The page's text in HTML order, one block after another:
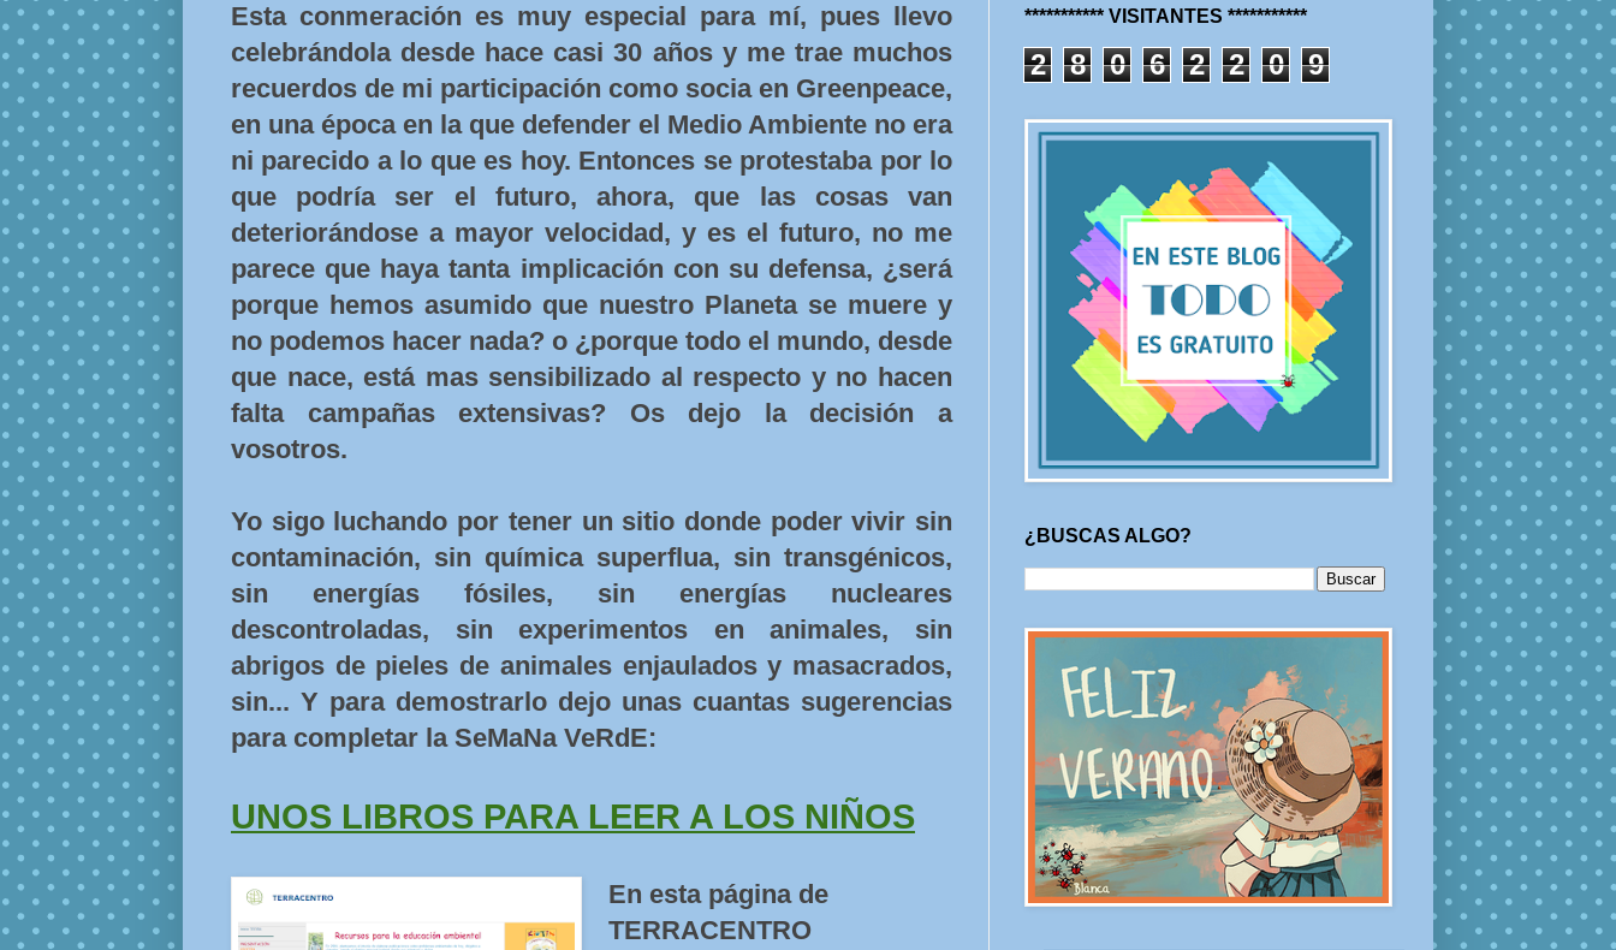
Esta conmeración es muy especial para mí, pues llevo
celebrándola desde hace casi 30 años y me trae muchos
recuerdos de mi participación como socia en Greenpeace,
en una época en la que defender el Medio Ambiente no era
ni parecido a lo que es hoy. Entonces se protestaba por lo
que podría ser el futuro, ahora, que las cosas van
deteriorándose a mayor velocidad, y es el futuro, no me
parece que haya tanta implicación con su defensa, ¿será
porque hemos asumido que nuestro Planeta se muere y
no podemos hacer nada? o ¿porque todo el mundo, desde
que nace, está mas sensibilizado al respecto y no hacen
falta campañas extensivas? Os dejo la decisión a
vosotros.
Yo sigo luchando por tener un sitio donde poder vivir sin
contaminación, sin química superflua, sin transgénicos,
sin energías fósiles, sin energías nucleares
descontroladas, sin experimentos en animales, sin
abrigos de pieles de animales enjaulados y masacrados,
sin... Y para demostrarlo dejo unas cuantas sugerencias
para completar la SeMaNa VeRdE:
UNOS LIBROS PARA LEER A LOS NIÑOS
En esta página de
TERRACENTRO
*********** VISITANTES ***********
2 8 0 6 2 2 0 9
¿BUSCAS ALGO?